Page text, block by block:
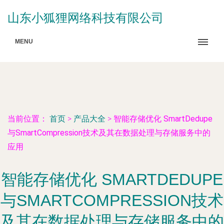
山东小狐狸网络科技有限公司
MENU
当前位置： 首页 > 产品大全 > 智能存储优化 SmartDedupe
与SmartCompression技术及其在数据处理与存储服务中的
应用
智能存储优化 SMARTDEDUPE
与SMARTCOMPRESSION技术